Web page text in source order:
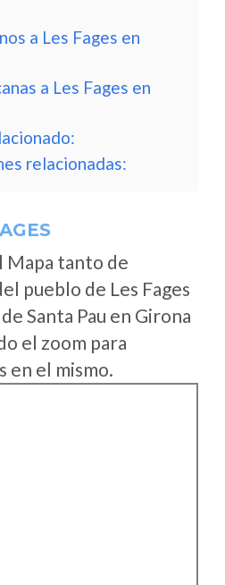
a Les Fages en
a Les Fages en
relacionadas:
Mapa tanto de
pueblo de Les Fages
Santa Pau en Girona
el zoom para
en el mismo.